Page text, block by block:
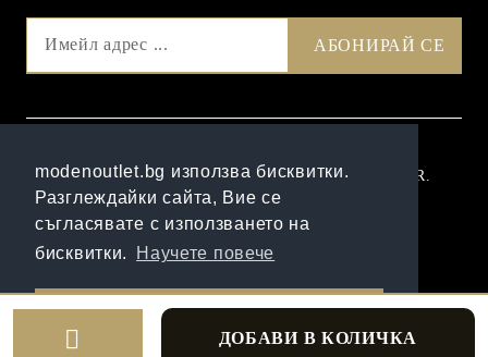
modenoutlet.bg използва бисквитки.
Разглеждайки сайта, Вие се
съгласявате с използването на
бисквитки.
Научете повече
Разбрах!
Нашият онлайн магазин е 100% съобразен с GDPR.
Прочетете нашата политика
Моите лични данни
Онлайн магазин от SELITON